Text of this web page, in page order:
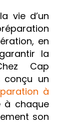
vie d’un
en
la
Cap
conçu un
à
à chaque
son